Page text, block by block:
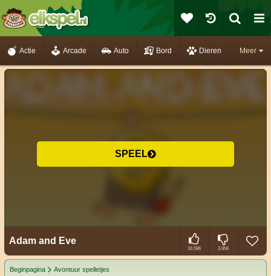
Meer
Actie Arcade Auto Bord Dieren
SPEEL
Adam and Eve
16.596 3.956
Beginpagina Avontuur spelletjes